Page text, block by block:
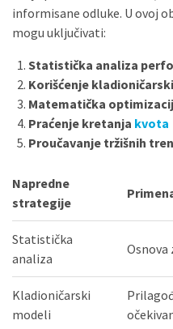
informisane odluke. U ovoj
mogu uključivati:
Statistička analiza
Korišćenje
Matematička
Praćenje kretanja kvota
Proučavanje tržišnih
Napredne
strategije
Statistička
analiza
Osnova
Kladioničarski
modeli